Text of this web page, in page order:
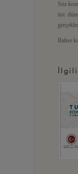
Söz
üst
Bahse
İlgili